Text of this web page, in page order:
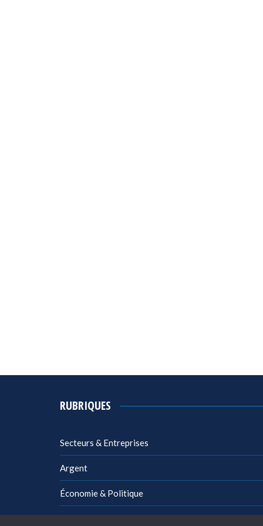
RUBRIQUES
Secteurs & Entreprises
Argent
Économie & Politique
Management